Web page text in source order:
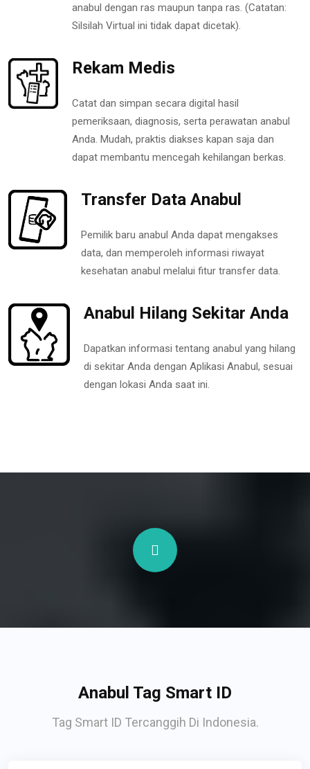
anabul dengan ras maupun tanpa ras. (Catatan:
Silsilah Virtual ini tidak dapat dicetak).
Rekam Medis
Catat dan simpan secara digital hasil
pemeriksaan, diagnosis, serta perawatan anabul
Anda. Mudah, praktis diakses kapan saja dan
dapat membantu mencegah kehilangan berkas.
Transfer Data Anabul
Pemilik baru anabul Anda dapat mengakses
data, dan memperoleh informasi riwayat
kesehatan anabul melalui fitur transfer data.
Anabul Hilang Sekitar Anda
Dapatkan informasi tentang anabul yang hilang
di sekitar Anda dengan Aplikasi Anabul, sesuai
dengan lokasi Anda saat ini.
Anabul Tag Smart ID
Tag Smart ID Tercanggih Di Indonesia.